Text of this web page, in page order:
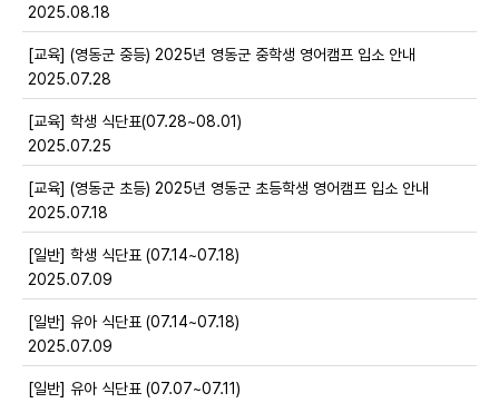
2025.08.18
[교육] (영동군 중등) 2025년 영동군 중학생 영어캠프 입소 안내
2025.07.28
[교육] 학생 식단표(07.28~08.01)
2025.07.25
[교육] (영동군 초등) 2025년 영동군 초등학생 영어캠프 입소 안내
2025.07.18
[일반] 학생 식단표 (07.14~07.18)
2025.07.09
[일반] 유아 식단표 (07.14~07.18)
2025.07.09
[일반] 유아 식단표 (07.07~07.11)